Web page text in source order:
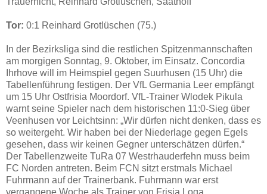
Tor: 0:1 Reinhard Grotlüschen (75.)
In der Bezirksliga sind die restlichen Spitzenmannschaften
am morgigen Sonntag, 9. Oktober, im Einsatz. Concordia
Ihrhove will im Heimspiel gegen Suurhusen (15 Uhr) die
Tabellenführung festigen. Der VfL Germania Leer empfängt
um 15 Uhr Ostfrisia Moordorf. VfL-Trainer Wlodek Pikula
warnt seine Spieler nach dem historischen 11:0-Sieg über
Veenhusen vor Leichtsinn: „Wir dürfen nicht denken, dass es
so weitergeht. Wir haben bei der Niederlage gegen Egels
gesehen, dass wir keinen Gegner unterschätzen dürfen.“
Der Tabellenzweite TuRa 07 Westrhauderfehn muss beim
FC Norden antreten. Beim FCN sitzt erstmals Michael
Fuhrmann auf der Trainerbank. Fuhrmann war erst
vergangene Woche als Trainer von Frisia Loga